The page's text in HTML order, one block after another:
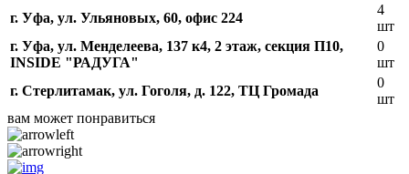
г. Уфа, ул. Ульяновых, 60, офис 224
4
шт
г. Уфа, ул. Менделеева, 137 к4, ​2 этаж, секция П10,
INSIDE "РАДУГА"
0
шт
г. Стерлитамак, ул. Гоголя, д. 122, ТЦ Громада
0
шт
вам может понравиться